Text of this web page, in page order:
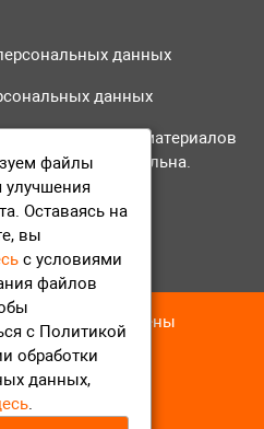
данных
данных
использовании материалов
tvr24.tv обязательна.
Все права защищены
файлы
улучшения
Оставаясь на
вы
с условиями
файлов
с Политикой
обработки
данных,
.